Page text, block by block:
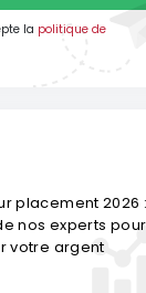
la politique de
placement 2026
nos experts pour
votre argent